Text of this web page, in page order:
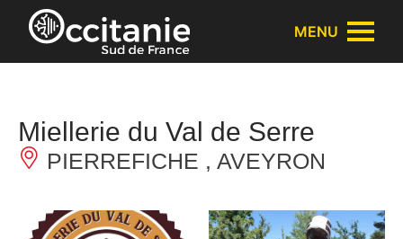
Panneau de gestion des cookies
MENU
Miellerie du Val de Serre
PIERREFICHE , AVEYRON